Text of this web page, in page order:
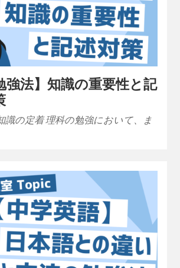
強法】知識の重要性と記
識の定着 理科の勉強において、ま